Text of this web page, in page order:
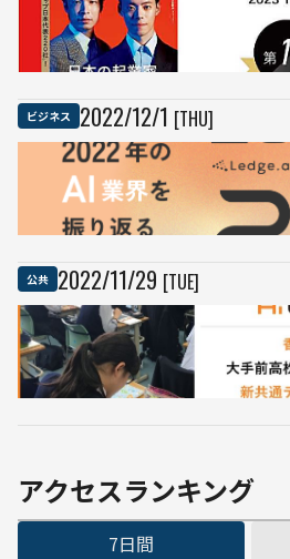
ビジネス 2022/12/1 [THU]
公共 2022/11/29 [TUE]
アクセスランキング
7日間